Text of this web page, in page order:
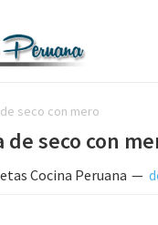
seco con mero
de seco con
Cocina Peruana